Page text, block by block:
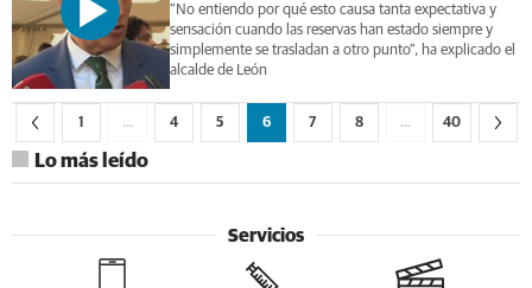
"No entiendo por qué esto causa tanta expectativa y
sensación cuando las reservas han estado siempre y
simplemente se trasladan a otro punto", ha explicado el
alcalde de León
1 … 4 5 6 7 8 … 40
Lo más leído
Servicios